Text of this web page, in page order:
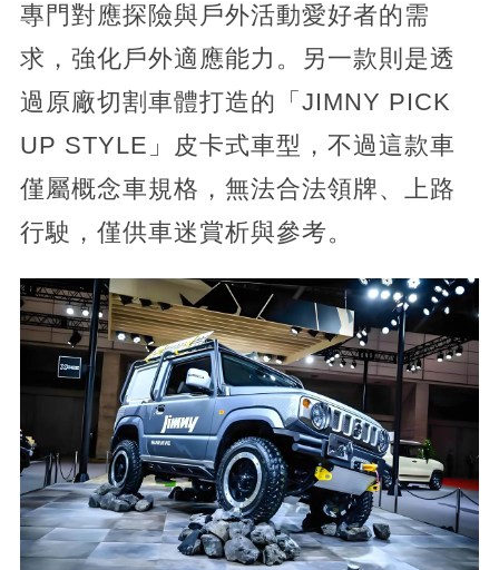
專門對應探險與戶外活動愛好者的需
求，強化戶外適應能力。另一款則是透
過原廠切割車體打造的「JIMNY PICK
UP STYLE」皮卡式車型，不過這款車
僅屬概念車規格，無法合法領牌、上路
行駛，僅供車迷賞析與參考。